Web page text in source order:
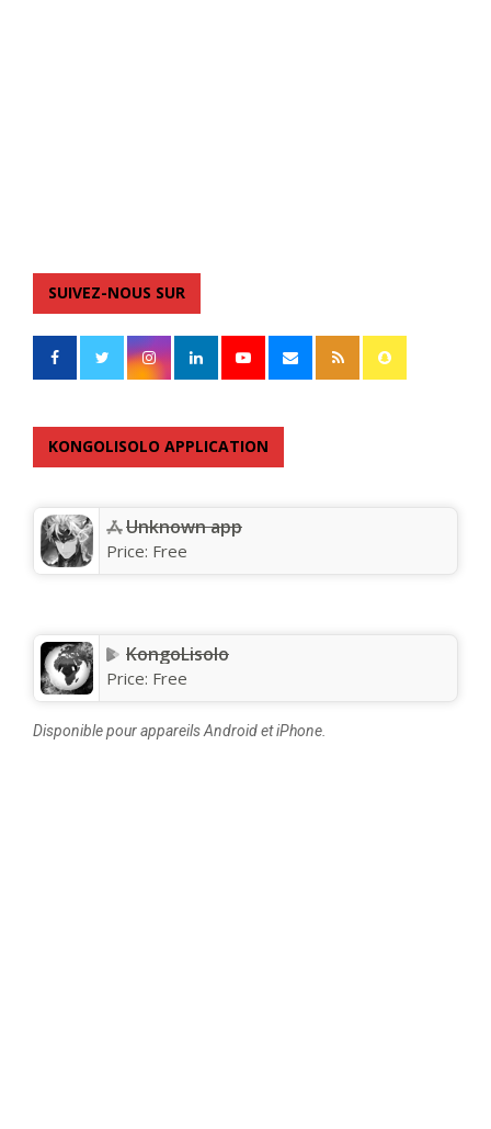
SUIVEZ-NOUS SUR
KONGOLISOLO APPLICATION
Unknown app
Price: Free
KongoLisolo
Price: Free
Disponible pour appareils Android et iPhone.